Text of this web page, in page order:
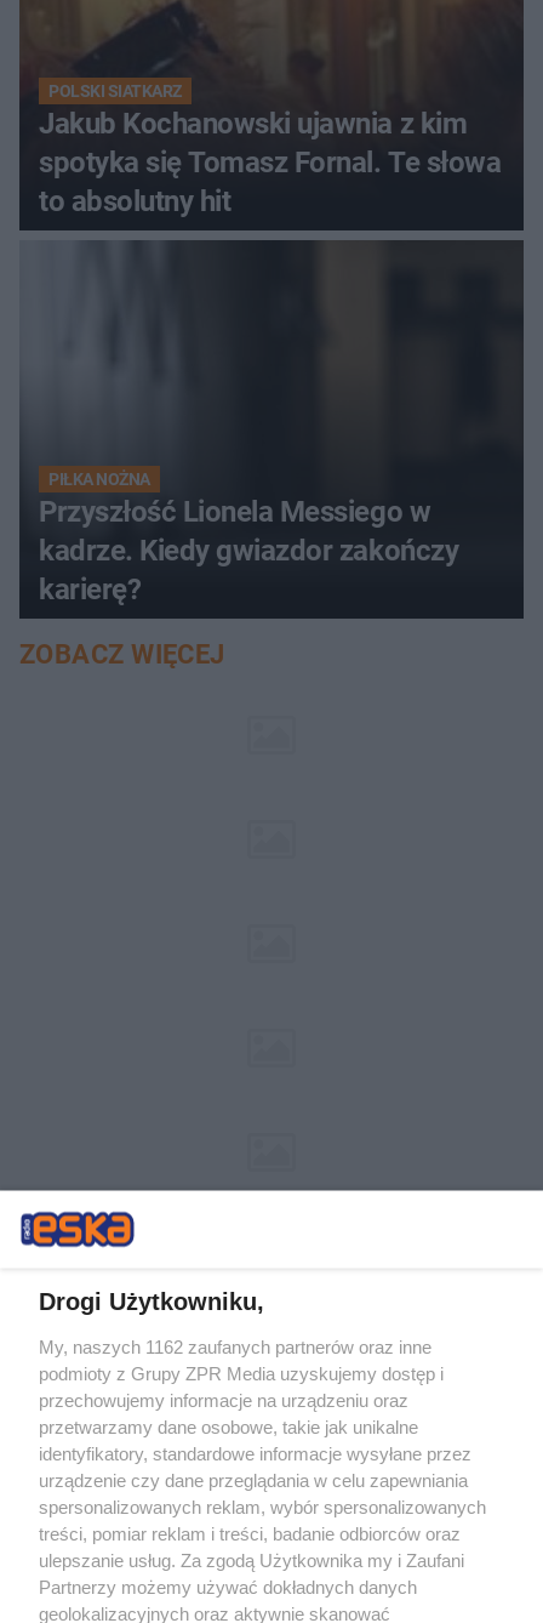
POLSKI SIATKARZ
Jakub Kochanowski ujawnia z kim
spotyka się Tomasz Fornal. Te słowa
to absolutny hit
PIŁKA NOŻNA
Przyszłość Lionela Messiego w
kadrze. Kiedy gwiazdor zakończy
karierę?
ZOBACZ WIĘCEJ
Żaden utwór zamieszczony w serwisie nie może być powielany i
rozpowszechniany lub dalej rozpowszechniany w jakikolwiek sposób (w
tym także elektroniczny lub mechaniczny) na jakimkolwiek polu
eksploatacji w jakiejkolwiek formie, włącznie z umieszczaniem w
Internecie bez pisemnej zgody właściciela praw. Jakiekolwiek użycie lub
wykorzystanie utworów w całości lub w części z naruszeniem prawa,
tzn. bez właściwej zgody, jest zabronione pod groźbą kary i może być
ścigane prawnie.
Drogi Użytkowniku,
My, naszych 1162 zaufanych partnerów oraz inne
podmioty z Grupy ZPR Media uzyskujemy dostęp i
przechowujemy informacje na urządzeniu oraz
przetwarzamy dane osobowe, takie jak unikalne
identyfikatory, standardowe informacje wysyłane przez
urządzenie czy dane przeglądania w celu zapewniania
spersonalizowanych reklam, wybór spersonalizowanych
treści, pomiar reklam i treści, badanie odbiorców oraz
ulepszanie usług. Za zgodą Użytkownika my i Zaufani
Partnerzy możemy używać dokładnych danych
geolokalizacyjnych oraz aktywnie skanować